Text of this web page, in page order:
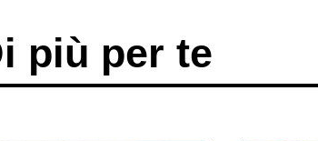
più per te